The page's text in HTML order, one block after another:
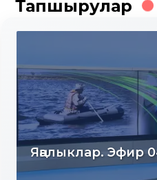
Тапшырулар
Яңалыклар. Эфир